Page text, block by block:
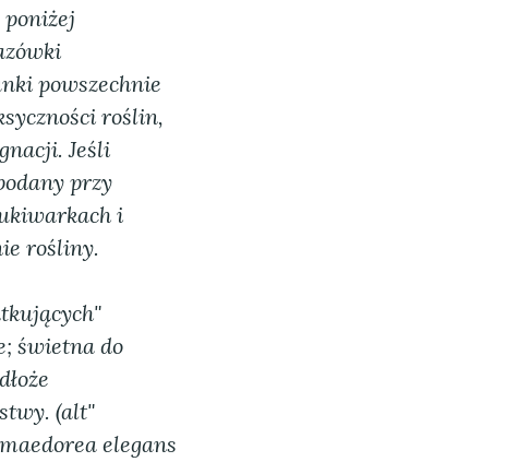
powszechnie
roślin,
Jeśli
przy
i
rośliny.
świetna do
(alt"
elegans